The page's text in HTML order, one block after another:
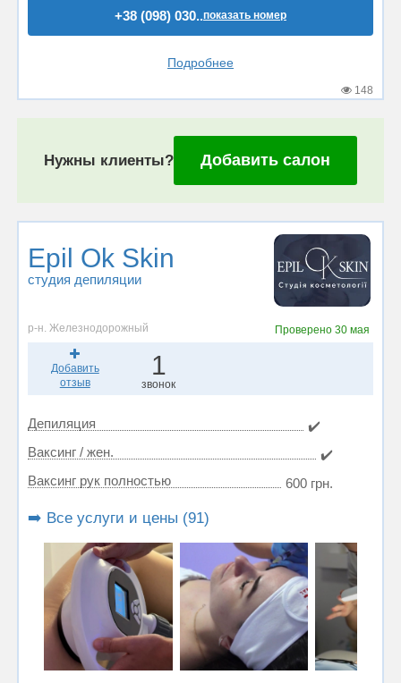
+38 (098) 030..показать номер
Подробнее
148
Нужны клиенты? Добавить салон
Epil Ok Skin
студия депиляции
р-н. Железнодорожный Проверено30 мая
Добавить
отзыв
1
звонок
Депиляция
✔️
Ваксинг / жен.
✔️
Ваксинг рук полностью
600 грн.
➡️ Все услуги и цены (91)